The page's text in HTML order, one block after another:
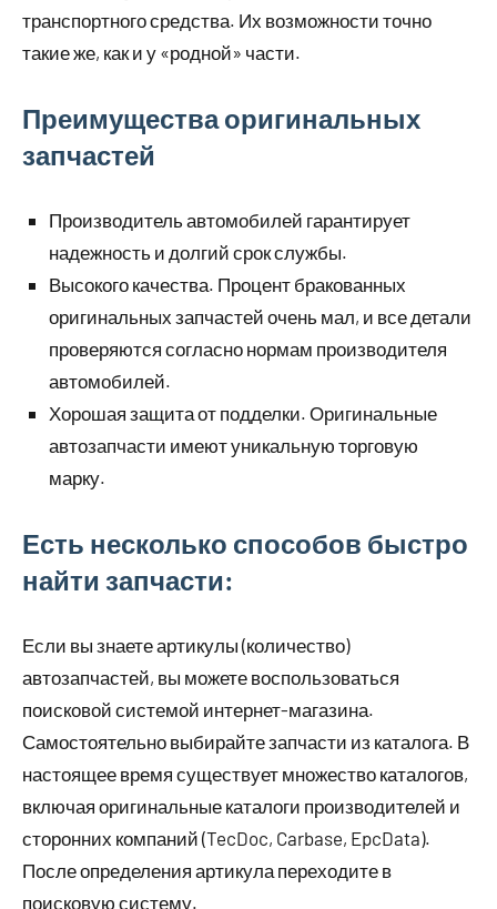
транспортного средства. Их возможности точно
такие же, как и у «родной» части.
Преимущества оригинальных
запчастей
Производитель автомобилей гарантирует
надежность и долгий срок службы.
Высокого качества. Процент бракованных
оригинальных запчастей очень мал, и все детали
проверяются согласно нормам производителя
автомобилей.
Хорошая защита от подделки. Оригинальные
автозапчасти имеют уникальную торговую
марку.
Есть несколько способов быстро
найти запчасти:
Если вы знаете артикулы (количество)
автозапчастей, вы можете воспользоваться
поисковой системой интернет-магазина.
Самостоятельно выбирайте запчасти из каталога. В
настоящее время существует множество каталогов,
включая оригинальные каталоги производителей и
сторонних компаний (TecDoc, Carbase, EpcData).
После определения артикула переходите в
поисковую систему.